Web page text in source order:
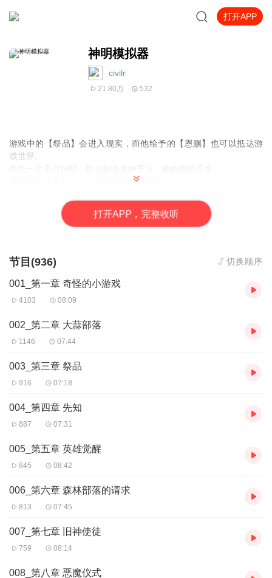
打开APP
神明模拟器
civilr
21.80万 532
游戏中的【祭品】会进入现实，而他给予的【恩赐】也可以抵达游
戏世界。
直到他咬牙复苏了一名超模使徒，游戏的玩法发生了一点改变……
打开APP，完整收听
节目(936) 切换顺序
001_第一章 奇怪的小游戏
4103 08:09
002_第二章 大蒜部落
1146 07:44
003_第三章 祭品
916 07:18
004_第四章 先知
887 07:31
005_第五章 英雄觉醒
845 08:42
006_第六章 森林部落的请求
813 07:45
007_第七章 旧神使徒
759 08:14
008_第八章 恶魔仪式